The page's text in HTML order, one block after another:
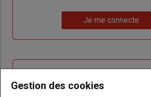
de
me
Je me connecte
titre
TITRE CRÉEZ UN COMPTE
Gestion des cookies